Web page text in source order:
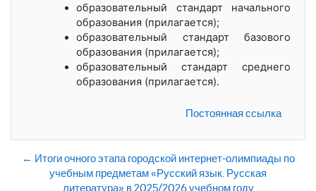
образовательный стандарт начального
образования (прилагается);
образовательный стандарт базового
образования (прилагается);
образовательный стандарт среднего
образования (прилагается).
Постоянная ссылка
← Итоги очного этапа городской интернет-олимпиады по
учебным предметам «Русский язык. Русская
литература» в 2025/2026 учебном году